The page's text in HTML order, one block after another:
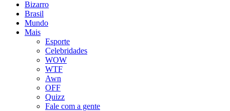
Bizarro
Brasil
Mundo
Mais
Esporte
Celebridades
WOW
WTF
Awn
OFF
Quizz
Fale com a gente